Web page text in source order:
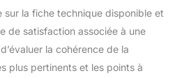
sur la fiche technique disponible et
de satisfaction associée à une
la cohérence de la
plus pertinents et les points à